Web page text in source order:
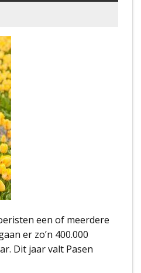
een of meerdere
er zo’n 400.000
Dit jaar valt Pasen